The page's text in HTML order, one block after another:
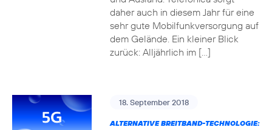
daher auch in diesem Jahr für eine
sehr gute Mobilfunkversorgung auf
dem Gelände. Ein kleiner Blick
zurück: Alljährlich im […]
18. September 2018
ALTERNATIVE BREITBAND-TECHNOLOGIE: